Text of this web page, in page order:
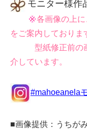
モニター様作
各画像の上
をご案内しておりま
型紙修正前の画
介しています。
#mahoeanela
■画像提供：うちが